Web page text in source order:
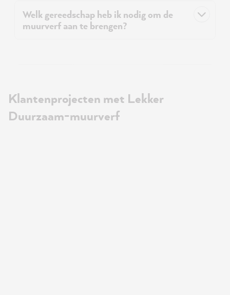
Welk gereedschap heb ik nodig om de
muurverf aan te brengen?
Klantenprojecten met Lekker
Duurzaam-muurverf